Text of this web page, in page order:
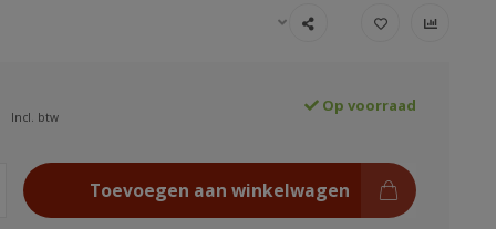
Incl. btw
Op voorraad
Toevoegen aan winkelwagen